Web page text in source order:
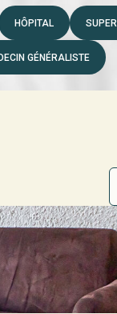
HÔPITAL
GÉNÉRALISTE